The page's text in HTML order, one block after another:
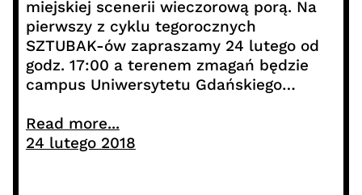
miejskiej scenerii wieczorową porą. Na
pierwszy z cyklu tegorocznych
SZTUBAK-ów zapraszamy 24 lutego od
godz. 17:00 a terenem zmagań będzie
campus Uniwersytetu Gdańskiego…
Read more...
24 lutego 2018